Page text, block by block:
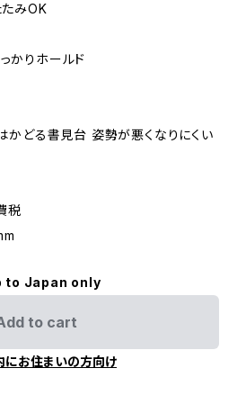
たみOK
かりホールド
かどる書見台 姿勢が悪くなりにくい
税
to Japan only
to cart
にお住まいの方向け